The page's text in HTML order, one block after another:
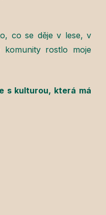
co se děje v lese, v
rostlo moje
s kulturou, která má